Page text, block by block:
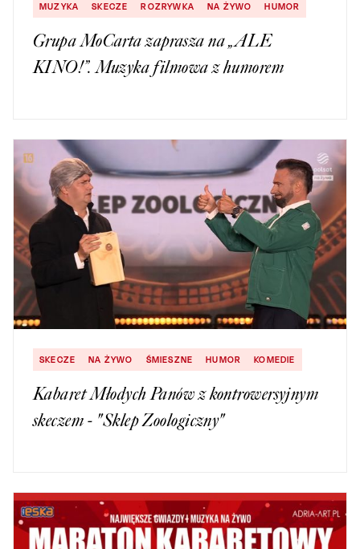
MUZYKA SKECZE ROZRYWKA NA ŻYWO HUMOR
Grupa MoCarta zaprasza na „ALE
KINO!”. Muzyka filmowa z humorem
SKECZE NA ŻYWO ŚMIESZNE HUMOR KOMEDIE
Kabaret Młodych Panów z kontrowersyjnym
skeczem - "Sklep Zoologiczny"